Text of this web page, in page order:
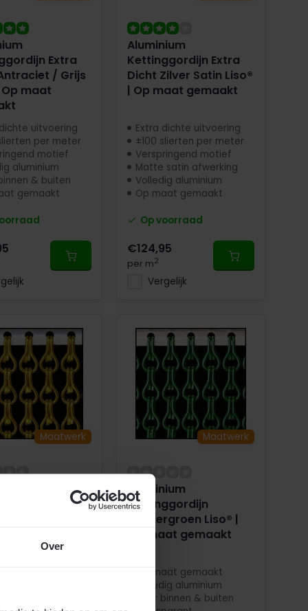
Over
Extra
/ Grijs
Op maat
uitvoering
per meter
motief
aluminium
& buiten
gemaakt
Aluminium
Kettinggordijn Extra
Dicht Zilver Satin Liso®
| Op maat gemaakt
Extra dichte uitvoering
±100 slierten per meter
Verspringend motief
Matte satin afwerking
Volledig aluminium
Op maat gemaakt
Op voorraad
€124,95
per m2
Vergelijk
Maatwerk
Geel /
Maatwerk
Aluminium
Kettinggordijn
Donkergroen Liso® |
Op maat gemaakt
Op maat gemaakt
Volledig aluminium
Voor binnen & buiten